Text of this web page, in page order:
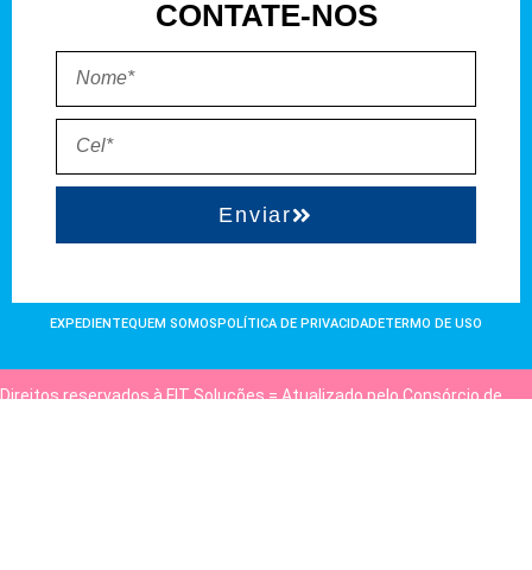
CONTATE-NOS
Enviar
EXPEDIENTEQUEM SOMOSPOLÍTICA DE PRIVACIDADETERMO DE USO
Direitos reservados à FIT Soluções = Atualizado pelo Consórcio de